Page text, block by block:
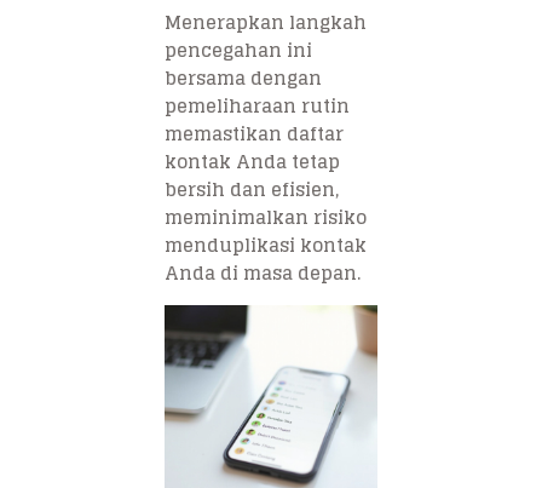
Menerapkan langkah
pencegahan ini
bersama dengan
pemeliharaan rutin
memastikan daftar
kontak Anda tetap
bersih dan efisien,
meminimalkan risiko
menduplikasi kontak
Anda di masa depan.